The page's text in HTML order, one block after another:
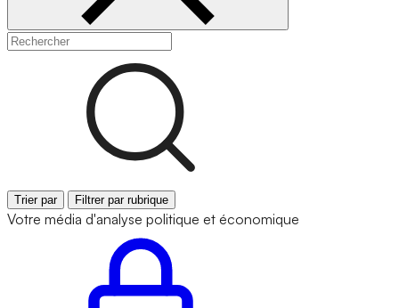
Trier par Filtrer par rubrique
Votre média d'analyse politique et économique